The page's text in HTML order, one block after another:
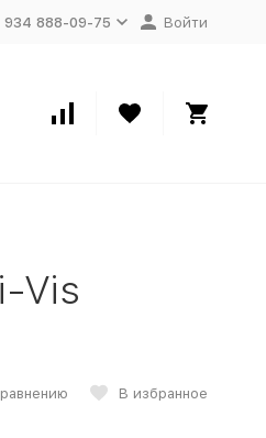
934 888-09-75 Войти
Vis
В избранное